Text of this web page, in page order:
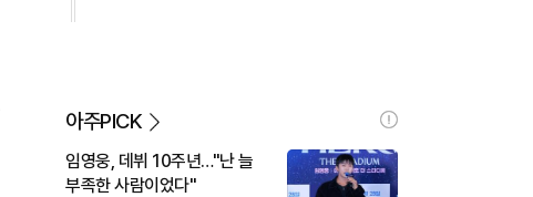
아주PICK
임영웅, 데뷔 10주년…"난 늘
부족한 사람이었다"